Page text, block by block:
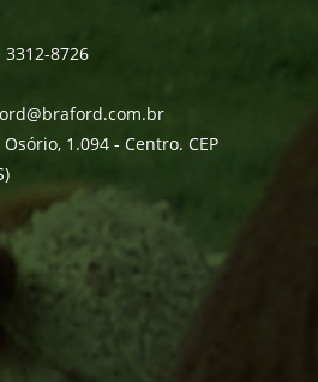
3312-8726
1.094 - Centro. CEP